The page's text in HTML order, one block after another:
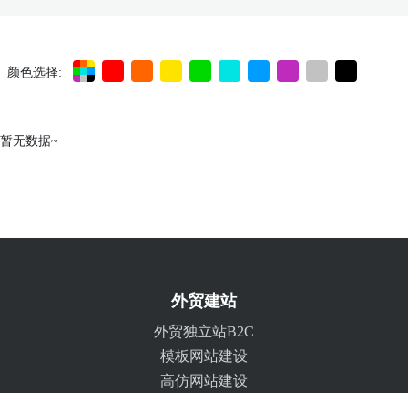
颜色选择:
暂无数据~
外贸建站
外贸独立站B2C
模板网站建设
高仿网站建设